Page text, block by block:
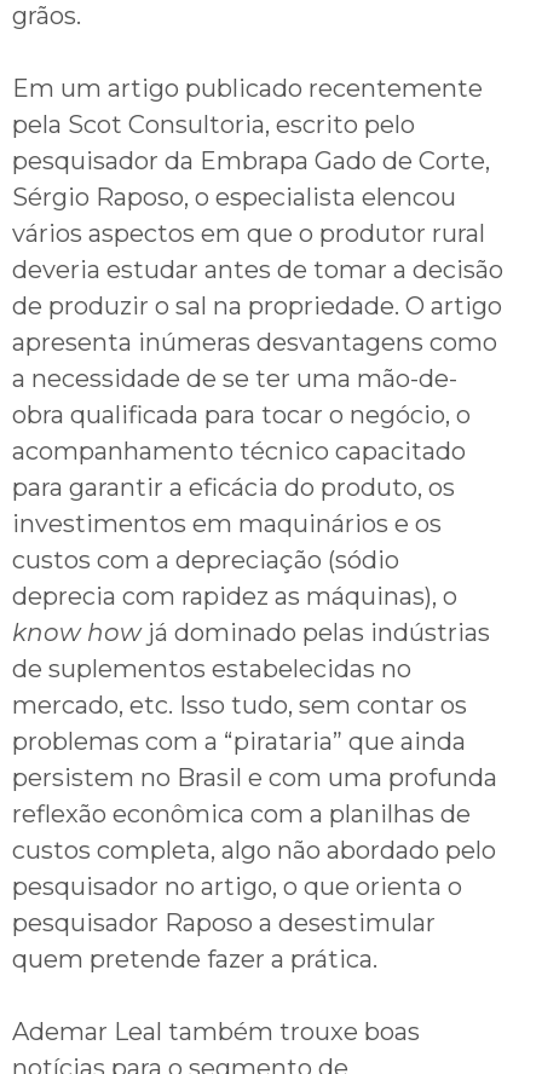
grãos.
Em um artigo publicado recentemente
pela Scot Consultoria, escrito pelo
pesquisador da Embrapa Gado de Corte,
Sérgio Raposo, o especialista elencou
vários aspectos em que o produtor rural
deveria estudar antes de tomar a decisão
de produzir o sal na propriedade. O artigo
apresenta inúmeras desvantagens como
a necessidade de se ter uma mão-de-
obra qualificada para tocar o negócio, o
acompanhamento técnico capacitado
para garantir a eficácia do produto, os
investimentos em maquinários e os
custos com a depreciação (sódio
deprecia com rapidez as máquinas), o
know howjá dominado pelas indústrias
de suplementos estabelecidas no
mercado, etc. Isso tudo, sem contar os
problemas com a “pirataria” que ainda
persistem no Brasil e com uma profunda
reflexão econômica com a planilhas de
custos completa, algo não abordado pelo
pesquisador no artigo, o que orienta o
pesquisador Raposo a desestimular
quem pretende fazer a prática.
Ademar Leal também trouxe boas